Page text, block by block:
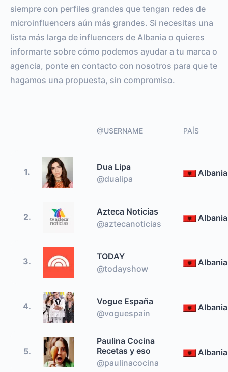
siempre con perfiles grandes que tengan redes de
microinfluencers aún más grandes. Si necesitas una
lista más larga de influencers de Albania o quieres
informarte sobre cómo podemos ayudar a tu marca o
agencia, ponte en contacto con nosotros para que te
hagamos una propuesta, sin compromiso.
@USERNAME PAÍS
1.
Dua Lipa
@dualipa
Albania
2.
Azteca Noticias
@aztecanoticias
Albania
3.
TODAY
@todayshow
Albania
4.
Vogue España
@voguespain
Albania
5.
Paulina Cocina
Recetas y eso
@paulinacocina
Albania